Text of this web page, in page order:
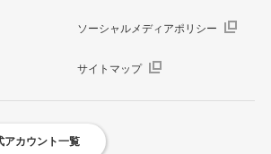
ソーシャルメディアポリシー
サイトマップ
アカウント一覧